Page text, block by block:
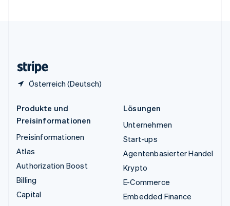
Österreich (Deutsch)
Produkte und
Preisinformationen
Preisinformationen
Atlas
Authorization Boost
Billing
Capital
Lösungen
Unternehmen
Start-ups
Agentenbasierter Handel
Krypto
E-Commerce
Embedded Finance